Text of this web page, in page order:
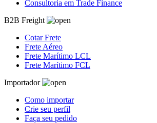
Consultoria em Trade Finance
B2B Freight
Cotar Frete
Frete Aéreo
Frete Marítimo LCL
Frete Marítimo FCL
Importador
Como importar
Crie seu perfil
Faça seu pedido